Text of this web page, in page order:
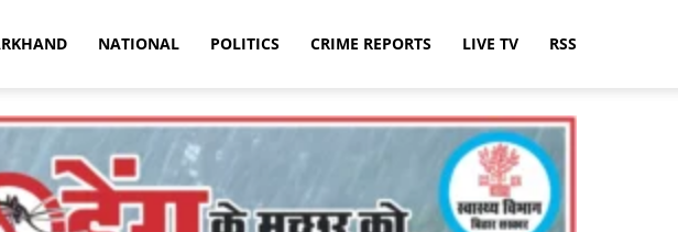
NATIONAL POLITICS CRIME REPORTS LIVE TV RSS